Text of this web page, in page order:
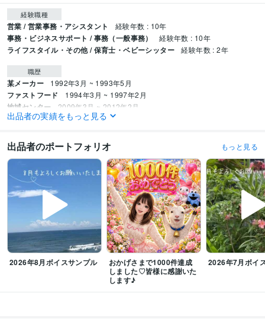
経験職種
営業 / 営業事務・アシスタント 経験年数 : 10年
事務・ビジネスサポート / 事務（一般事務） 経験年数 : 10年
ライフスタイル・その他 / 保育士・ベビーシッター 経験年数 : 2年
職歴
某メーカー 1992年3月 ~ 1993年5月
ファストフード 1994年3月 ~ 1997年2月
地域センター 2009年3月 ~ 2012年2月
住宅関連 2010年7月 ~ 2014年11月
某メーカー 2014年3月 ~ 2016年9月
住宅関連 2017年3月 ~ 2018年9月
自動車関連 2016年5月 ~ 2017年12月 2018年2月 ~ 2018年6月 2018年
8月 ~ 2020年5月
建設関連 2020年7月 ~ 2021年2月 2021年5月 ~ 現在
ココナラシルバーランクに昇格 オンラインパーソナルカラーアナリスト
オンライン似合う髪型診断アドバイザー 美Bodyタイプアナリスト ココナ
ラプラチナランクに昇格 電話相談1000件超え
資格・検定
取得年 : 2010年
宅地建物取引士（旧 宅地建物取引主任者） 取得年 : 2021年
出品者の実績をもっと見る
出品者のポートフォリオ もっと見る
2026年8月ボイスサンプル
おかげさまで1000件達成
しました♡皆様に感謝いた
します♪
2026年7月ボイ